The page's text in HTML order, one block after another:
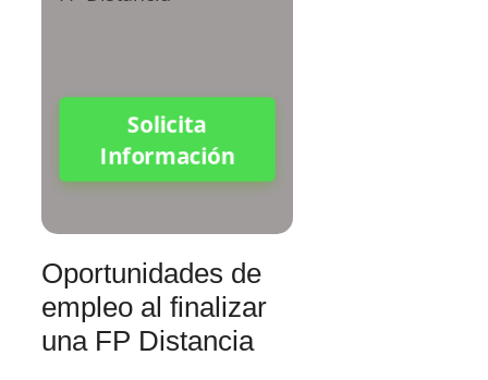
Solicita
Información
Oportunidades de
empleo al finalizar
una FP Distancia